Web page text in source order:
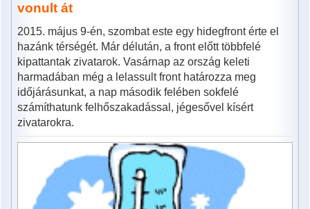
vonult át
2015. május 9-én, szombat este egy hidegfront érte el
hazánk térségét. Már délután, a front előtt többfelé
kipattantak zivatarok. Vasárnap az ország keleti
harmadában még a lelassult front határozza meg
időjárásunkat, a nap második felében sokfelé
számíthatunk felhőszakadással, jégesővel kísért
zivatarokra.